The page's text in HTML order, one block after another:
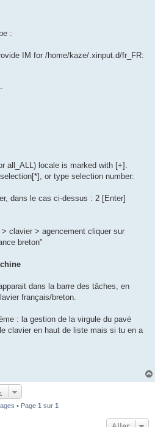
:
IM for /home/kaze/.xinput.d/fr_FR:
all_ALL) locale is marked with [+].
or type selection number:
dans le cas ci-dessus : 2 [Enter]
clavier > agencement cliquer sur
breton"
dans la barre des tâches, en
français/breton.
: la gestion de la virgule du pavé
clavier en haut de liste mais si tu en a
• Page 1 sur 1